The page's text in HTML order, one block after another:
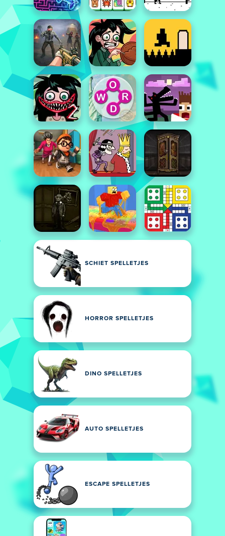
SCHIET SPELLETJES
HORROR SPELLETJES
DINO SPELLETJES
AUTO SPELLETJES
ESCAPE SPELLETJES